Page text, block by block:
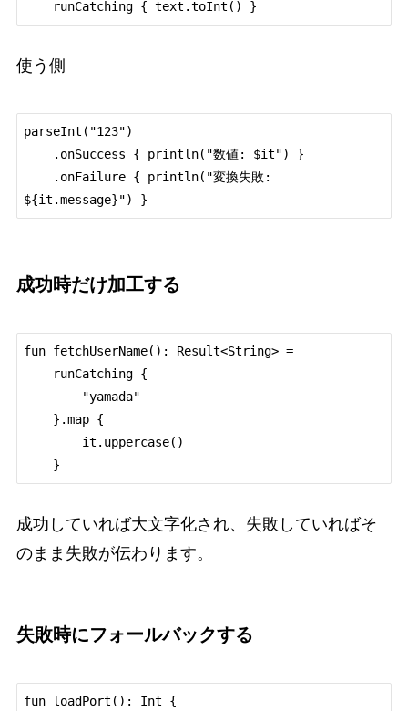
使う側
parseInt("123")
成功時だけ加工する
fun fetchUserName(): Result<String> =
成功していれば大文字化され、失敗していればそ
のまま失敗が伝わります。
失敗時にフォールバックする
fun loadPort(): Int {